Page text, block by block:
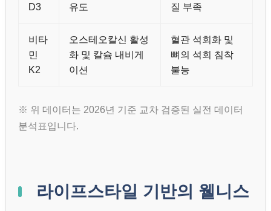
D3
유도
질 부족
비타
민
K2
오스테오칼신 활성
화 및 칼슘 내비게
이션
혈관 석회화 및
뼈의 석회 침착
불능
※ 위 데이터는 2026년 기준 교차 검증된 실전 데이터
분석표입니다.
라이프스타일 기반의 웰니스